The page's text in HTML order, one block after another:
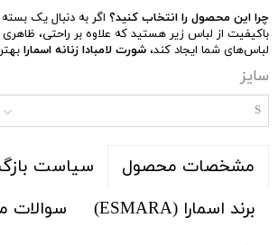
چرا این محصول را انتخاب کنید؟ اگر به دنبال یک
باکیفیت از لباس زیر هستید که علاوه بر راحتی،
لباس‌های شما ایجاد کند،شورت لامبادا زنانه اسمارا
سایز
S
مشخصات محصول
سیاست
برند اسمارا (ESMARA)
سوالات